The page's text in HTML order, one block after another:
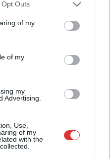
uses one or more Google
behaviour. You may click to
and its third-party tags to
purposes in below Google
Outs
of my
of my
my
Advertising.
Use,
of my
with the
egyeztetett
megsegítéséről
jelezte, hogy segítene
a tószegi kerékpárgyár